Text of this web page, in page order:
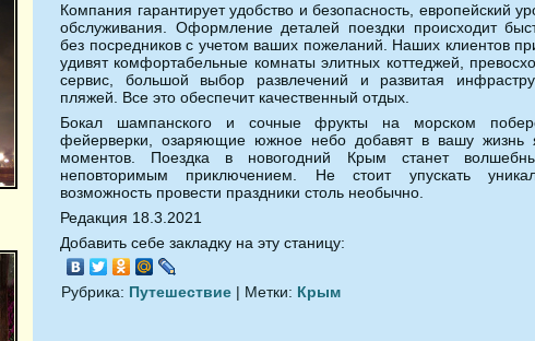
Компания гарантирует удобство и безопасность, европейский
обслуживания. Оформление деталей поездки происходит
без посредников с учетом ваших пожеланий. Наших клиентов
удивят комфортабельные комнаты элитных коттеджей,
сервис, большой выбор развлечений и развитая
пляжей. Все это обеспечит качественный отдых.
Бокал шампанского и сочные фрукты на морском
фейерверки, озаряющие южное небо добавят в вашу жизнь
моментов. Поездка в новогодний Крым станет
неповторимым приключением. Не стоит упускать
возможность провести праздники столь необычно.
Редакция 18.3.2021
Добавить себе закладку на эту станицу:
Рубрика: Путешествие | Метки: Крым